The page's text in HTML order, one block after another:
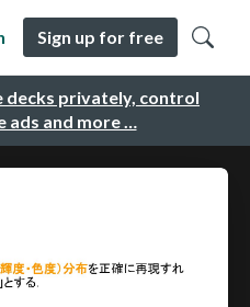
decks privately, control
ads and more …
Sign up for free